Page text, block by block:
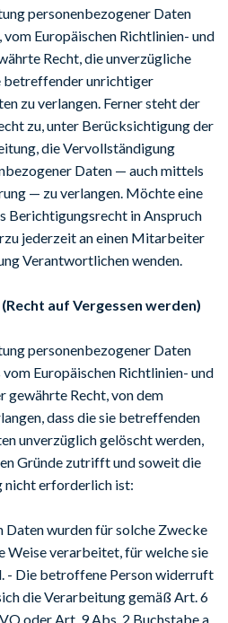
personenbezogener Daten
Europäischen Richtlinien- und
Recht, die unverzügliche
betreffender unrichtiger
zu verlangen. Ferner steht der
zu, unter Berücksichtigung der
die Vervollständigung
Daten — auch mittels
— zu verlangen. Möchte eine
Berichtigungsrecht in Anspruch
jederzeit an einen Mitarbeiter
Verantwortlichen wenden.
auf Vergessen werden)
personenbezogener Daten
Europäischen Richtlinien- und
gewährte Recht, von dem
dass die sie betreffenden
unverzüglich gelöscht werden,
Gründe zutrifft und soweit die
nicht erforderlich ist:
Daten wurden für solche Zwecke
Weise verarbeitet, für welche sie
- Die betroffene Person widerruft
die Verarbeitung gemäß Art. 6
oder Art. 9 Abs. 2 Buchstabe a